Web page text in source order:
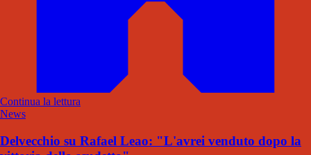
Continua la lettura
News
Delvecchio su Rafael Leao: "L'avrei venduto dopo la